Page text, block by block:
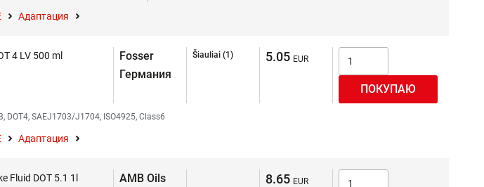
Адаптация
4 LV 500 ml
Fosser
Германия
Šiauliai (1) 5.05
DOT4, SAEJ1703/J1704, ISO4925, Class6
Адаптация
Fluid DOT 5.1 1l AMB Oils 8.65